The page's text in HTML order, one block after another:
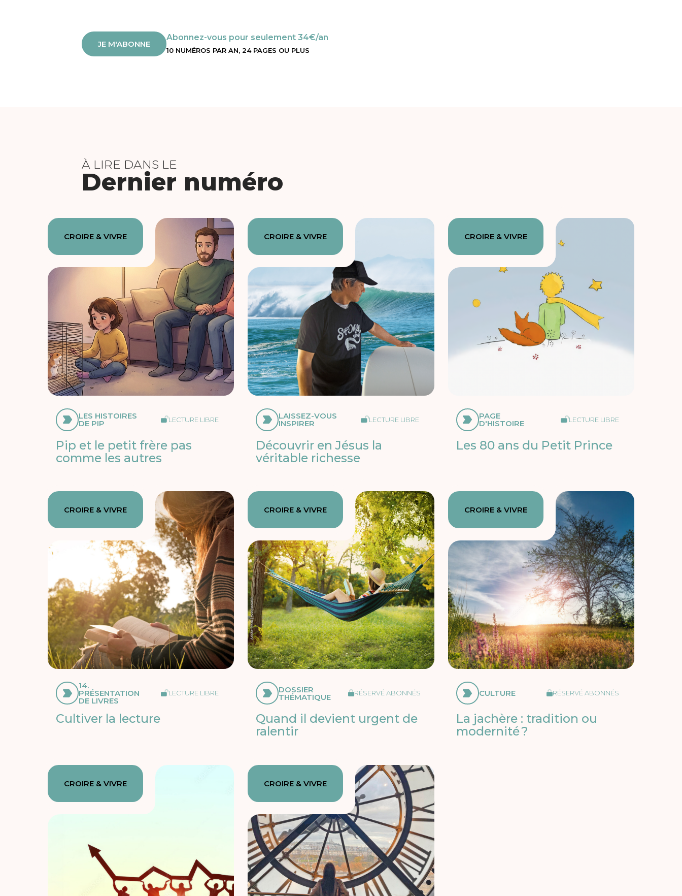
JE M'ABONNE
Abonnez-vous pour seulement 34€/an
10 NUMÉROS PAR AN, 24 PAGES OU PLUS
À LIRE DANS LE
Dernier numéro
CROIRE & VIVRE
LES HISTOIRES
DE PIP LECTURE LIBRE
Pip et le petit frère pas
comme les autres
CROIRE & VIVRE
LAISSEZ-VOUS
INSPIRER LECTURE LIBRE
Découvrir en Jésus la
véritable richesse
CROIRE & VIVRE
PAGE
D'HISTOIRE LECTURE LIBRE
Les 80 ans du Petit Prince
CROIRE & VIVRE
14.
PRÉSENTATION
DE LIVRES
LECTURE LIBRE
Cultiver la lecture
CROIRE & VIVRE
DOSSIER
THÉMATIQUE RÉSERVÉ ABONNÉS
Quand il devient urgent de
ralentir
CROIRE & VIVRE
CULTURE RÉSERVÉ ABONNÉS
La jachère : tradition ou
modernité ?
CROIRE & VIVRE CROIRE & VIVRE